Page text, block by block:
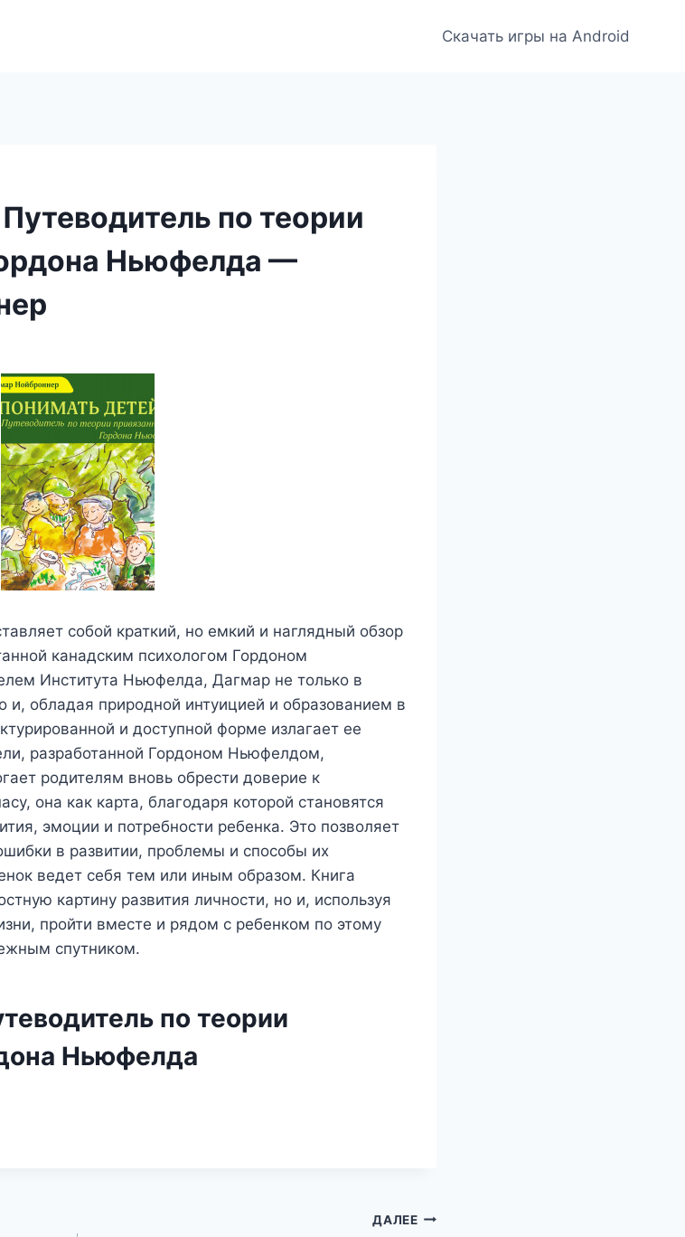
Скачать игры на Android
по теории
Ньюфелда —
собой краткий, но емкий и наглядный обзор
канадским психологом Гордоном
Института Ньюфелда, Дагмар не только в
и, обладая природной интуицией и образованием в
и доступной форме излагает ее
разработанной Гордоном Ньюфелдом,
родителям вновь обрести доверие к
она как карта, благодаря которой становятся
эмоции и потребности ребенка. Это позволяет
в развитии, проблемы и способы их
ведет себя тем или иным образом. Книга
картину развития личности, но и, используя
пройти вместе и рядом с ребенком по этому
спутником.
по теории
Ньюфелда
ДАЛЕЕ